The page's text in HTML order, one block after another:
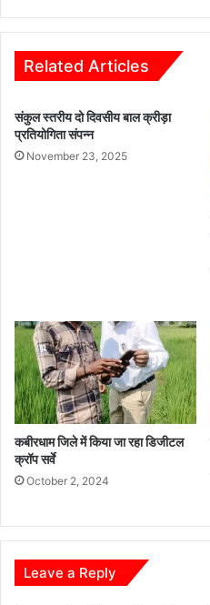
Related Articles
संकुल स्तरीय दो दिवसीय बाल क्रीड़ा
प्रतियोगिता संपन्न
November 23, 2025
कबीरधाम जिले में किया जा रहा डिजीटल
क्रॉप सर्वे
October 2, 2024
Leave a Reply